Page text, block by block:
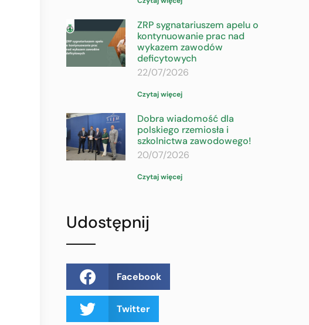
ZRP sygnatariuszem apelu o
kontynuowanie prac nad
wykazem zawodów
deficytowych
22/07/2026
Czytaj więcej
Dobra wiadomość dla
polskiego rzemiosła i
szkolnictwa zawodowego!
20/07/2026
Czytaj więcej
Udostępnij
Facebook
Twitter